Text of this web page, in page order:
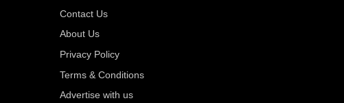
Contact Us
About Us
Privacy Policy
Terms & Conditions
Advertise with us